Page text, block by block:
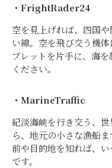
・FrightRader24
空を見上げれば、四国
い線。空を飛び交う機
ブレットを片手に、海
ください。
・MarineTraffic
紀淡海峡を行き交う、
ら、地元の小さな漁船
前や目的地を知れば、
です。